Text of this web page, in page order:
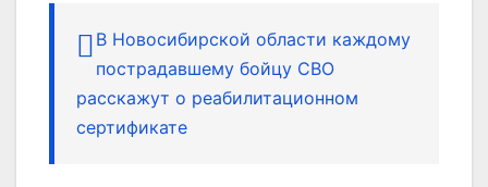
В Новосибирской области каждому
пострадавшему бойцу СВО
расскажут о реабилитационном
сертификате